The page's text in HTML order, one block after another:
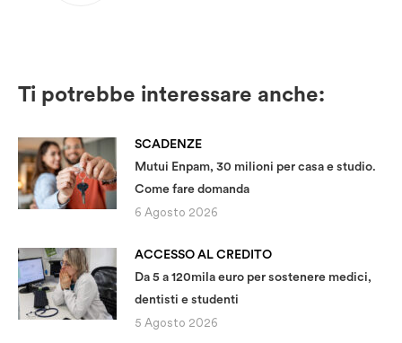
Ti potrebbe interessare anche:
SCADENZE
Mutui Enpam, 30 milioni per casa e studio.
Come fare domanda
6 Agosto 2026
ACCESSO AL CREDITO
Da 5 a 120mila euro per sostenere medici,
dentisti e studenti
5 Agosto 2026